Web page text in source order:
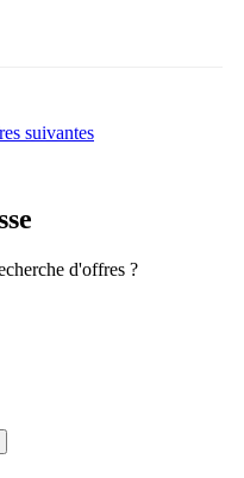
suivantes
d'offres ?